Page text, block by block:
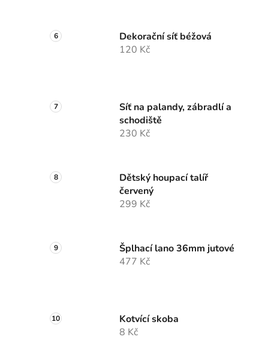
Dekorační síť béžová
120 Kč
Síť na palandy, zábradlí a
schodiště
230 Kč
Dětský houpací talíř
červený
299 Kč
Šplhací lano 36mm jutové
477 Kč
Kotvící skoba
8 Kč